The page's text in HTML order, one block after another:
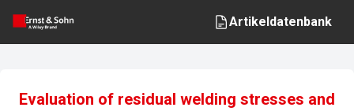
Artikeldatenbank
Evaluation of residual welding stresses and